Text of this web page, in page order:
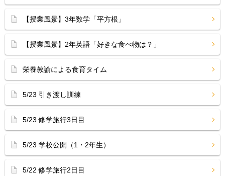
【授業風景】3年数学「平方根」
【授業風景】2年英語「好きな食べ物は？」
栄養教諭による食育タイム
5/23 引き渡し訓練
5/23 修学旅行3日目
5/23 学校公開（1・2年生）
5/22 修学旅行2日目